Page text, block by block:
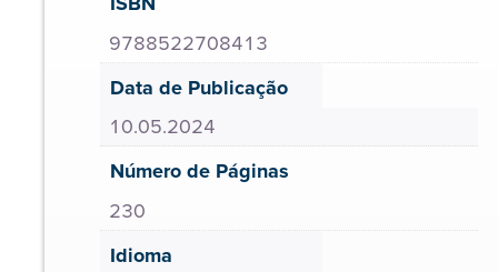
9788522708413
Data de Publicação
10.05.2024
Número de Páginas
230
Idioma